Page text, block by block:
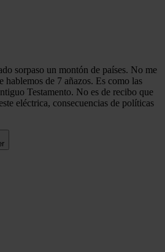
sorpaso un montón de países. No me
hablemos de 7 añazos. Es como las
Testamento. No es de recibo que
eléctrica, consecuencias de políticas